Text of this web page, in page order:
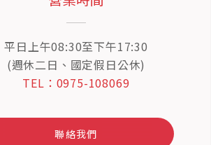
平日上午08:30至下午17:30
(週休二日、國定假日公休)
TEL：0975-108069
聯絡我們